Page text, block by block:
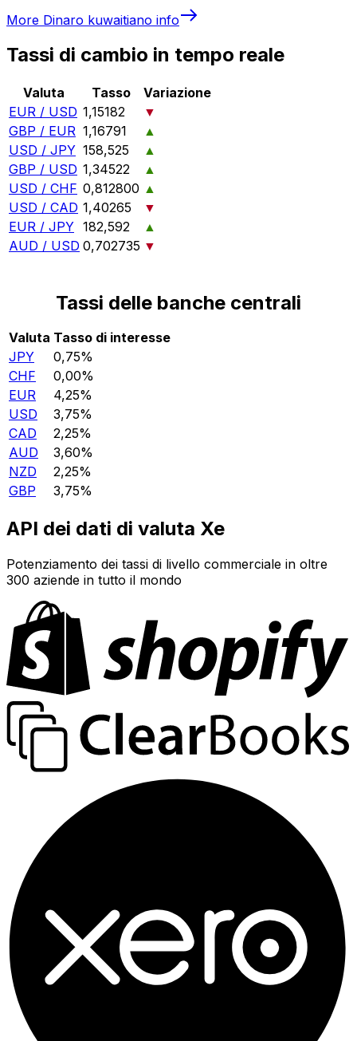
More Dinaro kuwaitiano info
Tassi di cambio in tempo reale
Valuta Tasso
Variazione
EUR / USD 1,15182
▼
GBP / EUR 1,16791
▲
USD / JPY 158,525
▲
GBP / USD 1,34522
▲
USD / CHF 0,812800 ▲
USD / CAD 1,40265
▼
EUR / JPY 182,592
▲
AUD / USD 0,702735 ▼
Tassi delle banche centrali
Valuta Tasso di interesse
JPY
0,75%
CHF
0,00%
EUR
4,25%
USD
3,75%
CAD
2,25%
AUD
3,60%
NZD
2,25%
GBP
3,75%
API dei dati di valuta Xe
Potenziamento dei tassi di livello commerciale in oltre
300 aziende in tutto il mondo